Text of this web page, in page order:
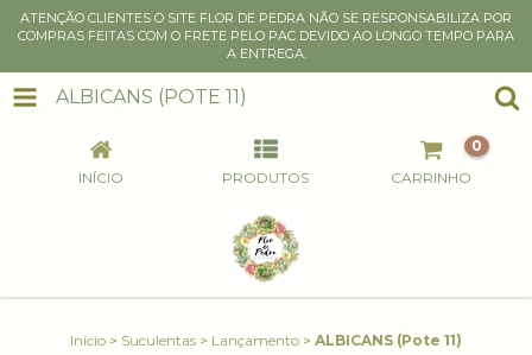
ATENÇÃO CLIENTES O SITE FLOR DE PEDRA NÃO SE RESPONSABILIZA POR
COMPRAS FEITAS COM O FRETE PELO PAC DEVIDO AO LONGO TEMPO PARA
A ENTREGA.
ALBICANS (POTE 11)
INÍCIO PRODUTOS CARRINHO
0
Início > Suculentas > Lançamento > ALBICANS (Pote 11)